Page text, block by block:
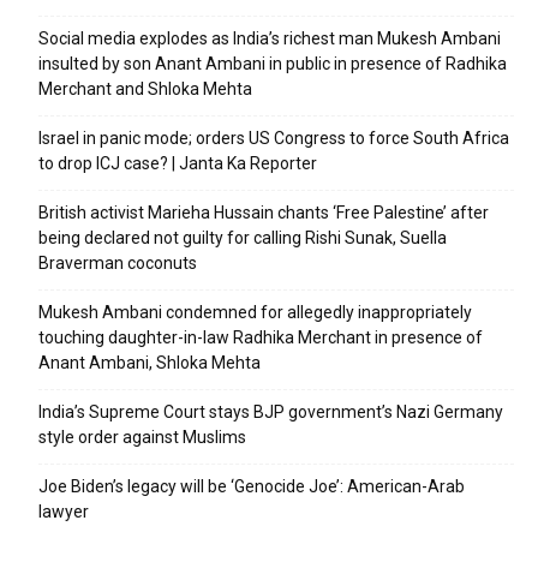
Social media explodes as India’s richest man Mukesh Ambani
insulted by son Anant Ambani in public in presence of Radhika
Merchant and Shloka Mehta
Israel in panic mode; orders US Congress to force South Africa
to drop ICJ case? | Janta Ka Reporter
British activist Marieha Hussain chants ‘Free Palestine’ after
being declared not guilty for calling Rishi Sunak, Suella
Braverman coconuts
Mukesh Ambani condemned for allegedly inappropriately
touching daughter-in-law Radhika Merchant in presence of
Anant Ambani, Shloka Mehta
India’s Supreme Court stays BJP government’s Nazi Germany
style order against Muslims
Joe Biden’s legacy will be ‘Genocide Joe’: American-Arab
lawyer